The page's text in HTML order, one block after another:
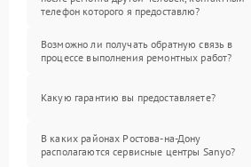
телефон которого я предоставлю?
Возможно ли получать обратную связь в
процессе выполнения ремонтных работ?
Какую гарантию вы предоставляете?
В каких районах Ростова-на-Дону
располагаются сервисные центры Sanyo?